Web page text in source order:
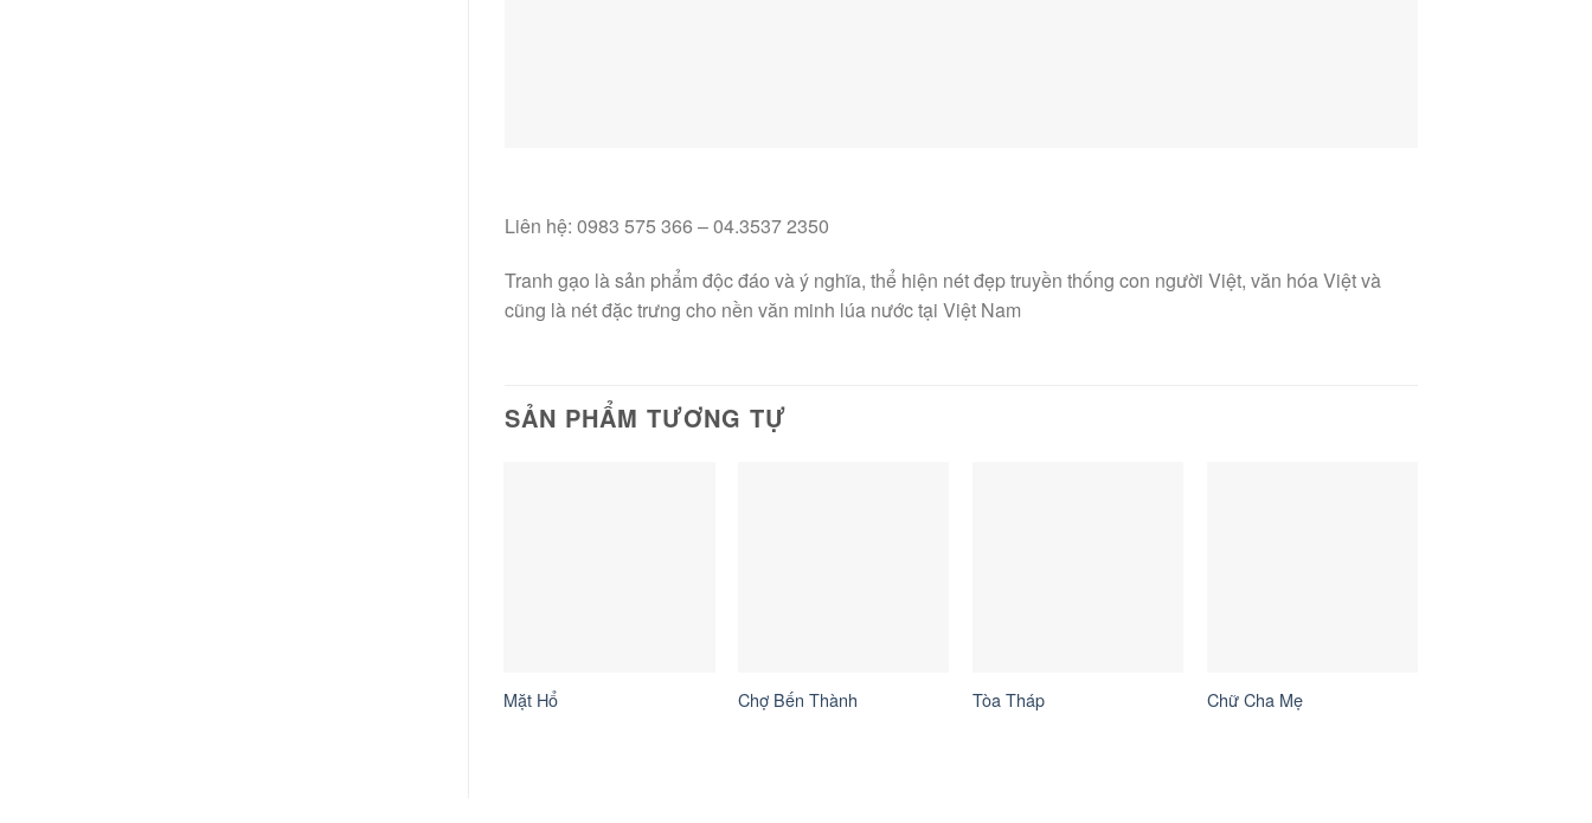
Liên hệ: 0983 575 366 – 04.3537 2350
Tranh gạo là sản phẩm độc đáo và ý nghĩa, thể hiện nét đẹp truyền thống con người Việt, văn hóa Việt và
cũng là nét đặc trưng cho nền văn minh lúa nước tại Việt Nam
SẢN PHẨM TƯƠNG TỰ
Mặt Hổ Chợ Bến Thành Tòa Tháp Chữ Cha Mẹ